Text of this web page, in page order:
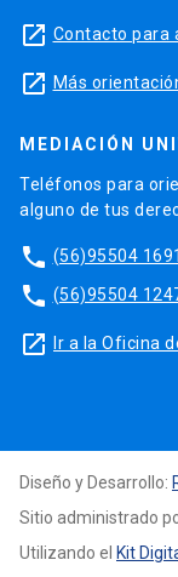
launch Contacto para
launch Más
MEDIACIÓN
Teléfonos para
alguno de tus
phone (56)95504 1691
phone (56)95504
launch Ir a la Oficina
Diseño y Desarrollo:
Sitio administrado
Utilizando el Kit